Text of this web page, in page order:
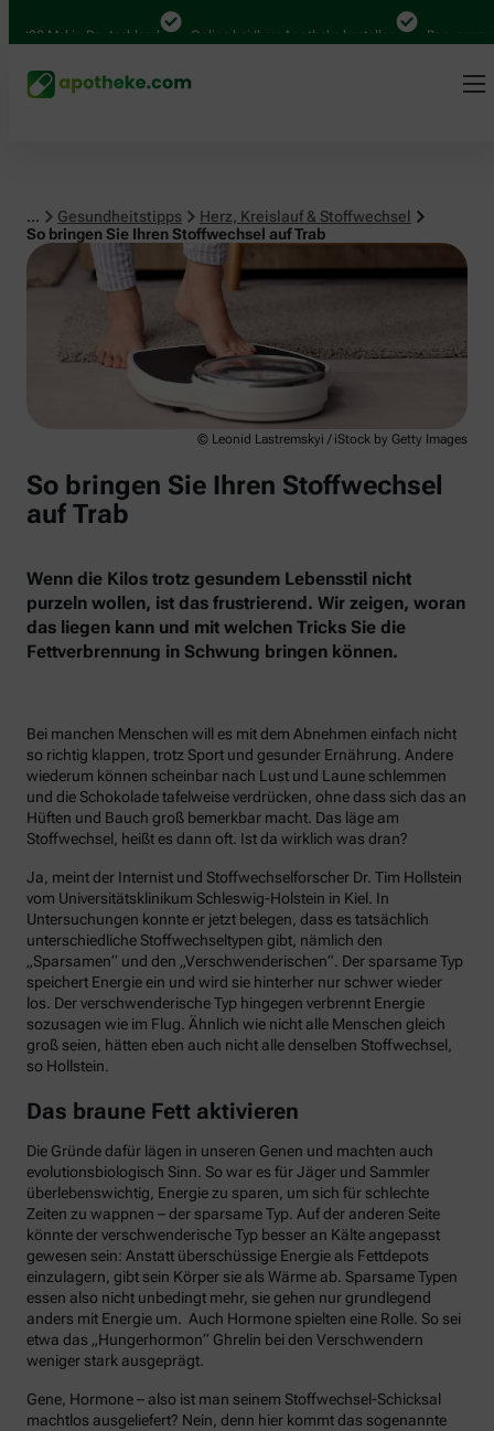
Mal in Deutschland Online bei Ihrer Apotheke bestellen Bequem
... Gesundheitstipps
Herz, Kreislauf & Stoffwechsel
So bringen Sie Ihren Stoffwechsel auf Trab
Herz, Kreislauf & Stoffwechsel
© Leonid Lastremskyi / iStock by Getty Images
So bringen Sie Ihren Stoffwechsel
auf Trab
Wenn die Kilos trotz gesundem Lebensstil nicht
purzeln wollen, ist das frustrierend. Wir zeigen, woran
das liegen kann und mit welchen Tricks Sie die
Fettverbrennung in Schwung bringen können.
Bei manchen Menschen will es mit dem Abnehmen einfach nicht
so richtig klappen, trotz Sport und gesunder Ernährung. Andere
wiederum können scheinbar nach Lust und Laune schlemmen
und die Schokolade tafelweise verdrücken, ohne dass sich das an
Hüften und Bauch groß bemerkbar macht. Das läge am
Stoffwechsel, heißt es dann oft. Ist da wirklich was dran?
Ja, meint der Internist und Stoffwechselforscher Dr. Tim Hollstein
vom Universitätsklinikum Schleswig-Holstein in Kiel. In
Untersuchungen konnte er jetzt belegen, dass es tatsächlich
unterschiedliche Stoffwechseltypen gibt, nämlich den
„Sparsamen“ und den „Verschwenderischen“. Der sparsame Typ
speichert Energie ein und wird sie hinterher nur schwer wieder
los. Der verschwenderische Typ hingegen verbrennt Energie
sozusagen wie im Flug. Ähnlich wie nicht alle Menschen gleich
groß seien, hätten eben auch nicht alle denselben Stoffwechsel,
so Hollstein.
Das braune Fett aktivieren
Die Gründe dafür lägen in unseren Genen und machten auch
evolutionsbiologisch Sinn. So war es für Jäger und Sammler
überlebenswichtig, Energie zu sparen, um sich für schlechte
Zeiten zu wappnen – der sparsame Typ. Auf der anderen Seite
könnte der verschwenderische Typ besser an Kälte angepasst
gewesen sein: Anstatt überschüssige Energie als Fettdepots
einzulagern, gibt sein Körper sie als Wärme ab. Sparsame Typen
essen also nicht unbedingt mehr, sie gehen nur grundlegend
anders mit Energie um. Auch Hormone spielten eine Rolle. So sei
etwa das „Hungerhormon“ Ghrelin bei den Verschwendern
weniger stark ausgeprägt.
Gene, Hormone – also ist man seinem Stoffwechsel-Schicksal
machtlos ausgeliefert? Nein, denn hier kommt das sogenannte